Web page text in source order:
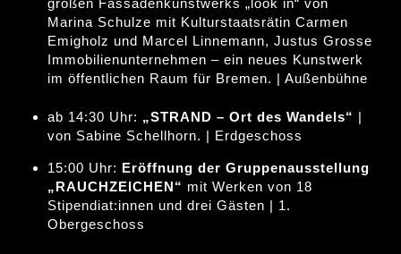
großen Fassadenkunstwerks „look in“ von
Marina Schulze mit Kulturstaatsrätin Carmen
Emigholz und Marcel Linnemann, Justus Grosse
Immobilienunternehmen – ein neues Kunstwerk
im öffentlichen Raum für Bremen. | Außenbühne
ab 14:30 Uhr: „STRAND – Ort des Wandels“ |
von Sabine Schellhorn. | Erdgeschoss
15:00 Uhr: Eröffnung der Gruppenausstellung
„RAUCHZEICHEN“ mit Werken von 18
Stipendiat:innen und drei Gästen | 1.
Obergeschoss